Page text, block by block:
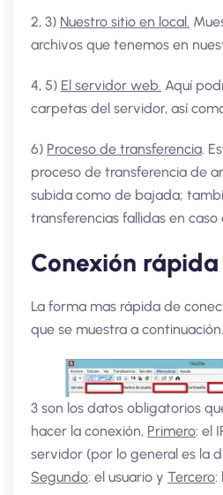
2, 3) Nuestro sitio en local.
archivos que tenemos en
4, 5) El servidor web. Aquí
carpetas del servidor, así
6) Proceso de transferencia.
proceso de transferencia de
subida como de bajada;
transferencias fallidas en caso
Conexión
La forma mas rápida de
que se muestra a
3 son los datos obligatorios
hacer la conexión, Primero: el
servidor (por lo general es la
Segundo: el usuario y Tercero: